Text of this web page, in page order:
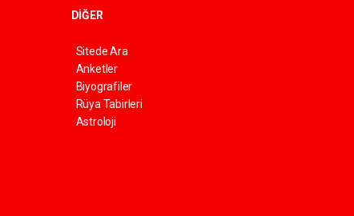
DİĞER
Sitede Ara
Anketler
Biyografiler
Rüya Tabirleri
Astroloji